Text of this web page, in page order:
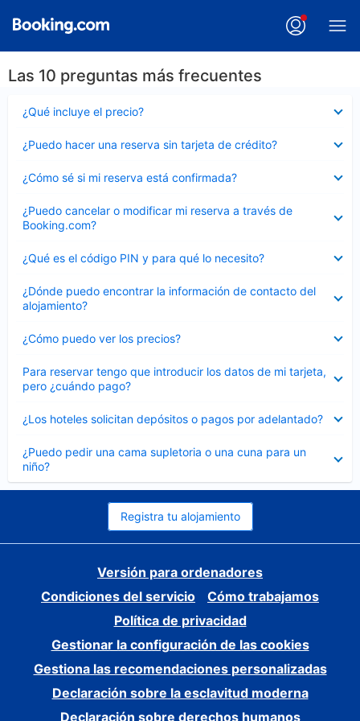
Las 10 preguntas más frecuentes
¿Qué incluye el precio?
cerrado
¿Puedo hacer una reserva sin tarjeta de crédito?
cerrado
¿Cómo sé si mi reserva está confirmada?
cerrado
¿Puedo cancelar o modificar mi reserva a través de
Booking.com?
cerrado
¿Qué es el código PIN y para qué lo necesito?
cerrado
¿Dónde puedo encontrar la información de contacto del
alojamiento?
cerrado
¿Cómo puedo ver los precios?
cerrado
Para reservar tengo que introducir los datos de mi tarjeta,
pero ¿cuándo pago?
cerrado
¿Los hoteles solicitan depósitos o pagos por adelantado?
cerrado
¿Puedo pedir una cama supletoria o una cuna para un
niño?
cerrado
Registra tu alojamiento
Versión para ordenadores
Condiciones del servicio
Cómo trabajamos
Política de privacidad
Gestionar la configuración de las cookies
Gestiona las recomendaciones personalizadas
Declaración sobre la esclavitud moderna
Declaración sobre derechos humanos